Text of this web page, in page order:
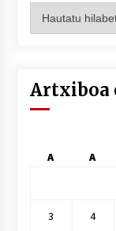
hilez
Artxiboa
A A
3 4